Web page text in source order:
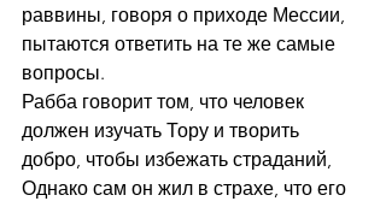
раввины, говоря о приходе Мессии,
пытаются ответить на те же самые
вопросы.
Рабба говорит том, что человек
должен изучать Тору и творить
добро, чтобы избежать страданий,
Однако сам он жил в страхе, что его